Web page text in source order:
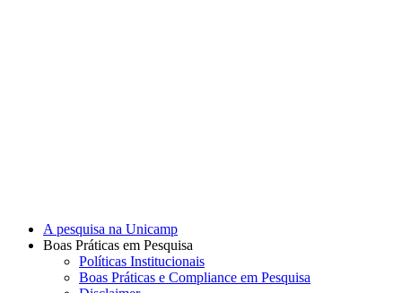
A pesquisa na Unicamp
Boas Práticas em Pesquisa
Políticas Institucionais
Boas Práticas e Compliance em Pesquisa